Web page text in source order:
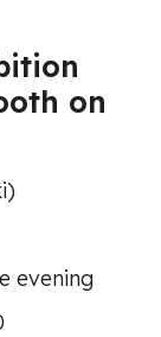
on
evening